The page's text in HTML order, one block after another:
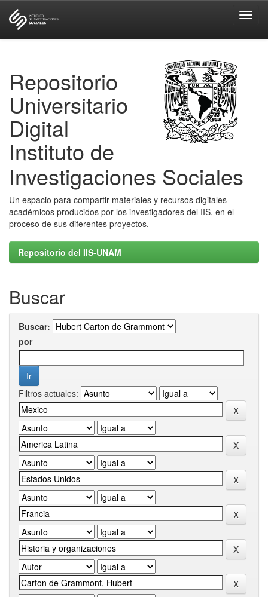
Repositorio
Universitario
Digital
Instituto de
Investigaciones Sociales
Un espacio para compartir materiales y recursos digitales
académicos producidos por los investigadores del IIS, en el
proceso de sus diferentes proyectos.
Repositorio del IIS-UNAM
Buscar
Buscar:
por
Filtros actuales: